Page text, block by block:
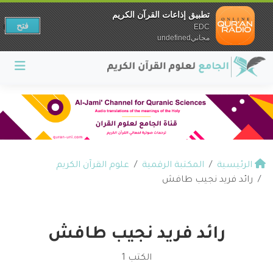
الرئيسية المكتبة الرقمية
علوم القرآن الكريم
رائد فريد نجيب طافش
رائد فريد نجيب طافش
الكتب 1
تطبيق إذاعات القرآن الكريم
EDC
مجانيundefined
فتح